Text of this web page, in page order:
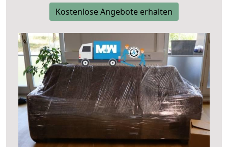
Kostenlose Angebote erhalten